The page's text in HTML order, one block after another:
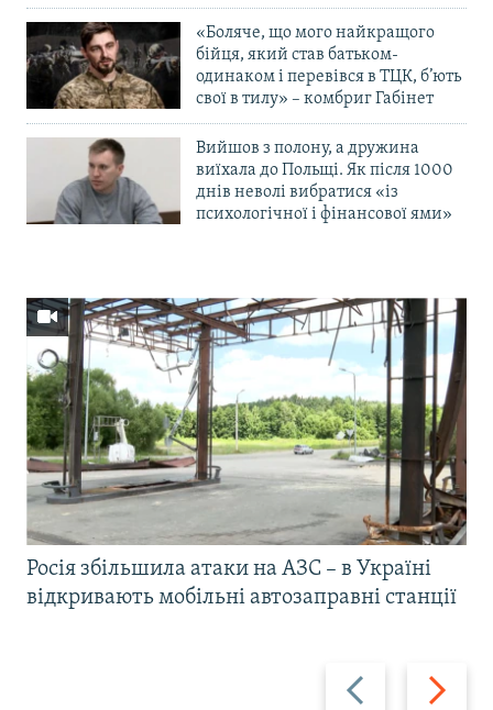
«Боляче, що мого найкращого
бійця, який став батьком-
одинаком і перевівся в ТЦК, б’ють
свої в тилу» – комбриг Габінет
Вийшов з полону, а дружина
виїхала до Польщі. Як після 1000
днів неволі вибратися «із
психологічної і фінансової ями»
Назад Вперед
Росія збільшила атаки на АЗС – в Україні
відкривають мобільні автозаправні станції